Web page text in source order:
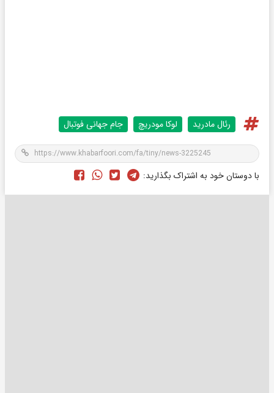
رئال مادرید لوکا مودریچ جام جهانی فوتبال
با دوستان خود به اشتراک بگذارید: